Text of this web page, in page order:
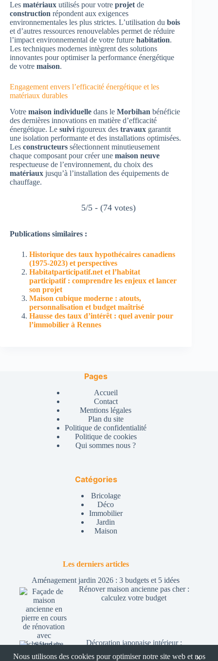
Les matériaux utilisés pour votre projet de
construction répondent aux exigences
environnementales les plus strictes. L’utilisation du bois
et d’autres ressources renouvelables permet de réduire
l’impact environnemental de votre future habitation.
Les techniques modernes intègrent des solutions
innovantes pour optimiser la performance énergétique
de votre maison.
Engagement envers l’efficacité énergétique et les
matériaux durables
Votre maison individuelle dans le Morbihan bénéficie
des dernières innovations en matière d’efficacité
énergétique. Le suivi rigoureux des travaux garantit
une isolation performante et des installations optimisées.
Les constructeurs sélectionnent minutieusement
chaque composant pour créer une maison neuve
respectueuse de l’environnement, du choix des
matériaux jusqu’à l’installation des équipements de
chauffage.
5/5 - (74 votes)
Publications similaires :
Historique des taux hypothécaires canadiens
(1975-2023) et perspectives
Habitatparticipatif.net et l’habitat
participatif : comprendre les enjeux et lancer
son projet
Maison cubique moderne : atouts,
personnalisation et budget maîtrisé
Hausse des taux d’intérêt : quel avenir pour
l’immobilier à Rennes
Pages
Accueil
Contact
Mentions légales
Plan du site
Politique de confidentialité
Politique de cookies
Qui sommes nous ?
Catégories
Bricolage
Déco
Immobilier
Jardin
Maison
Les derniers articles
Aménagement jardin 2026 : 3 budgets et 5 idées
Rénover maison ancienne pas cher :
calculez votre budget
Décoration japonaise intérieur :
×
Nous utilisons des cookies pour optimiser notre site web et nos